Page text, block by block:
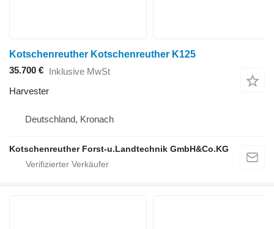
Kotschenreuther Kotschenreuther K125
35.700 € Inklusive MwSt
Harvester
Deutschland, Kronach
Kotschenreuther Forst-u.Landtechnik GmbH&Co.KG